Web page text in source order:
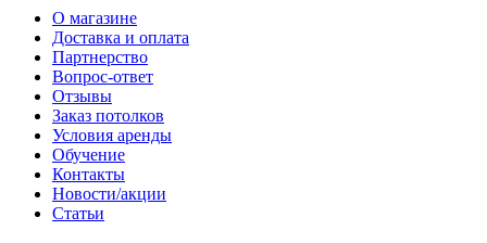
О магазине
Доставка и оплата
Партнерство
Вопрос-ответ
Отзывы
Заказ потолков
Условия аренды
Обучение
Контакты
Новости/акции
Статьи